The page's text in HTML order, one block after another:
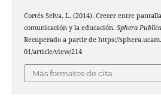
Cortés Selva, L. (2014). Crecer entre
comunicación y la educación. Sphera Publica
Recuperado a partir de https://
01/article/view/214
Más formatos de cita